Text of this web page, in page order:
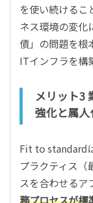
を使い続けるこ
ネス環境の変化
債」の問題を根
ITインフラを構
メリット3
強化と属
Fit to standard
プラクティス（
スを合わせるア
務プロセスが標